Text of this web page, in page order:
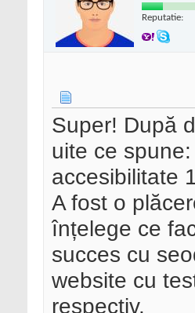
Reputatie:
Super! După
uite ce
accesibilitate
A fost o
înțelege ce
succes cu
website cu
respectiv.